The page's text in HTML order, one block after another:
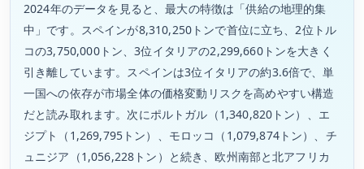
2024年のデータを見ると、最大の特徴は「供給の地理的集
中」です。スペインが8,310,250トンで首位に立ち、2位トル
コの3,750,000トン、3位イタリアの2,299,660トンを大きく
引き離しています。スペインは3位イタリアの約3.6倍で、単
一国への依存が市場全体の価格変動リスクを高めやすい構造
だと読み取れます。次にポルトガル（1,340,820トン）、エ
ジプト（1,269,795トン）、モロッコ（1,079,874トン）、チ
ュニジア（1,056,228トン）と続き、欧州南部と北アフリカ